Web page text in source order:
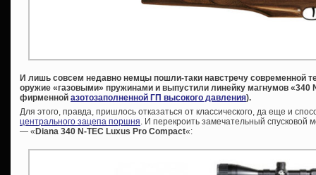
И лишь совсем недавно немцы пошли-таки навстречу современной
оружие «газовыми» пружинами и выпустили линейку магнумов «340
фирменной азотозаполненной ГП высокого давления).
Для этого, правда, пришлось отказаться от классического, да еще и
центрального зацепа поршня . И перекроить замечательный
— «Diana 340 N-TEC Luxus Pro Compact«: